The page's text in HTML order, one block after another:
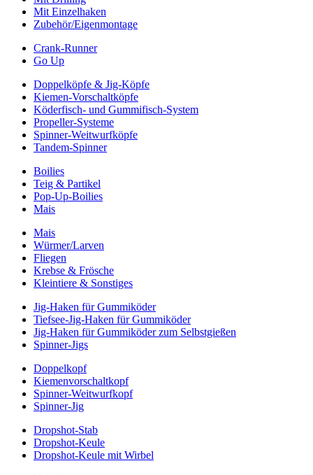
Mit Einzelhaken
Zubehör/Eigenmontage
Crank-Runner
Go Up
Doppelköpfe & Jig-Köpfe
Kiemen-Vorschaltköpfe
Köderfisch- und Gummifisch-System
Propeller-Systeme
Spinner-Weitwurfköpfe
Tandem-Spinner
Boilies
Teig & Partikel
Pop-Up-Boilies
Mais
Mais
Würmer/Larven
Fliegen
Krebse & Frösche
Kleintiere & Sonstiges
Jig-Haken für Gummiköder
Tiefsee-Jig-Haken für Gummiköder
Jig-Haken für Gummiköder zum Selbstgießen
Spinner-Jigs
Doppelkopf
Kiemenvorschaltkopf
Spinner-Weitwurfkopf
Spinner-Jig
Dropshot-Stab
Dropshot-Keule
Dropshot-Keule mit Wirbel